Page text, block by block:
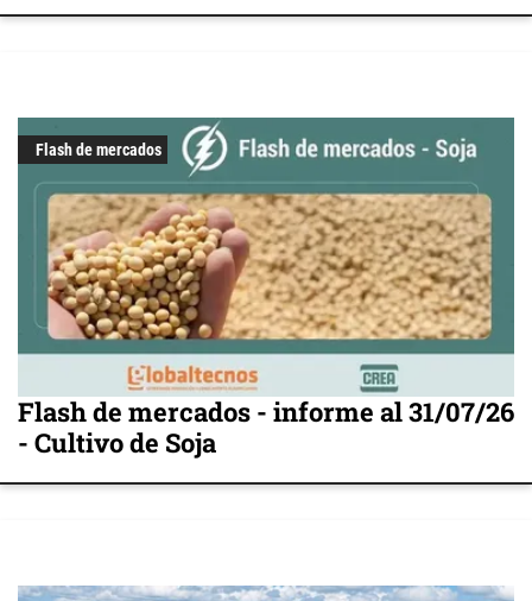
Flash de mercados
Flash de mercados - informe al 31/07/26
- Cultivo de Soja